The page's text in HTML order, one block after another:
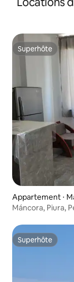
Superhôte
Superhôte
Appartement ⋅
Máncora, Piura,
Superhôte
Superhôte